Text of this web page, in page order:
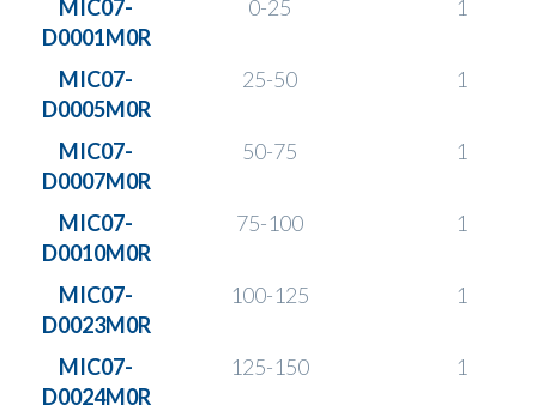
MIC07-
D0001M0R
0-25 1
MIC07-
D0005M0R
25-50 1
MIC07-
D0007M0R
50-75 1
MIC07-
D0010M0R
75-100 1
MIC07-
D0023M0R
100-125 1
MIC07-
D0024M0R
125-150 1